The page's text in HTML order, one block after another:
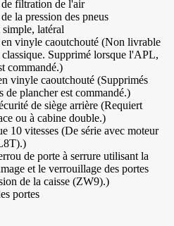
de filtration de l'air
la pression des pneus
simple, latéral
vinyle caoutchouté (Non livrable
classique. Supprimé lorsque l'APL,
commandé.)
vinyle caoutchouté (Supprimés
plancher est commandé.)
de siège arrière (Requiert
ou à cabine double.)
10 vitesses (De série avec moteur
de porte à serrure utilisant la
et le verrouillage des portes
de la caisse (ZW9).)
portes